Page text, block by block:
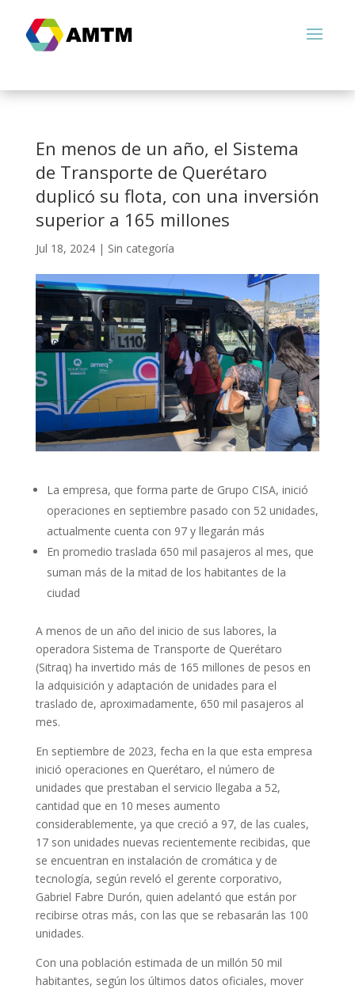
En menos de un año, el Sistema
de Transporte de Querétaro
duplicó su flota, con una inversión
superior a 165 millones
Jul 18, 2024| Sin categoría
La empresa, que forma parte de Grupo CISA, inició
operaciones en septiembre pasado con 52 unidades,
actualmente cuenta con 97 y llegarán más
En promedio traslada 650 mil pasajeros al mes, que
suman más de la mitad de los habitantes de la
ciudad
A menos de un año del inicio de sus labores, la
operadora Sistema de Transporte de Querétaro
(Sitraq) ha invertido más de 165 millones de pesos en
la adquisición y adaptación de unidades para el
traslado de, aproximadamente, 650 mil pasajeros al
mes.
En septiembre de 2023, fecha en la que esta empresa
inició operaciones en Querétaro, el número de
unidades que prestaban el servicio llegaba a 52,
cantidad que en 10 meses aumento
considerablemente, ya que creció a 97, de las cuales,
17 son unidades nuevas recientemente recibidas, que
se encuentran en instalación de cromática y de
tecnología, según reveló el gerente corporativo,
Gabriel Fabre Durón, quien adelantó que están por
recibirse otras más, con las que se rebasarán las 100
unidades.
Con una población estimada de un millón 50 mil
habitantes, según los últimos datos oficiales, mover